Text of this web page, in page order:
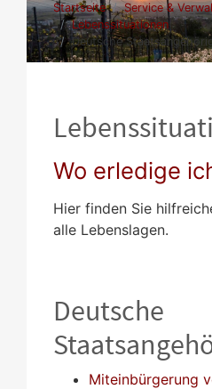
Startseite Service &
Lebenssituationen
Deutsche
Wo erledige
Hier finden Sie
alle Lebenslagen.
Deutsche
Miteinbürgerung